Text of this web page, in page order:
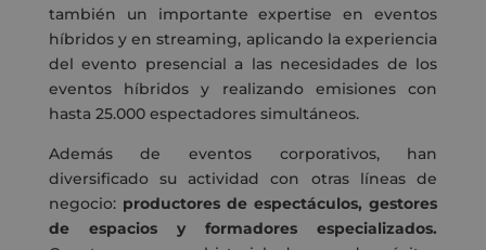
también un importante expertise en eventos
híbridos y en streaming, aplicando la experiencia
del evento presencial a las necesidades de los
eventos híbridos y realizando emisiones con
hasta 25.000 espectadores simultáneos.
Además de eventos corporativos, han
diversificado su actividad con otras líneas de
negocio: productores de espectáculos, gestores
de espacios y formadores especializados.